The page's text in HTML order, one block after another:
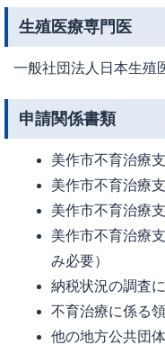
生殖医療専門医
一般社団法人日本生殖
申請関係書類
美作市不育治療
美作市不育治療
美作市不育治療
美作市不育治療
み必要）
納税状況の調査
不育治療に係る
他の地方公共団